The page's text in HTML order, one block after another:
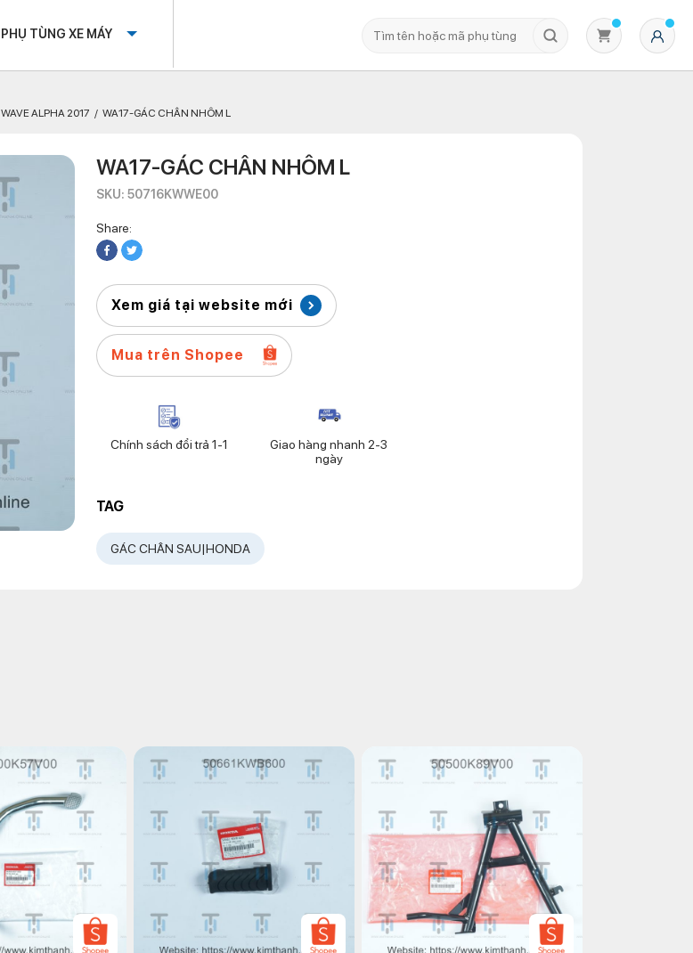
PHỤ TÙNG XE MÁY
WAVE ALPHA 2017 WA17-GÁC CHÂN NHÔM L
WA17-GÁC CHÂN NHÔM L
SKU: 50716KWWE00
Share:
Xem giá tại website mới
Mua trên Shopee
Chính sách đổi trả 1-1
Giao hàng nhanh 2-3
ngày
TAG
GÁC CHÂN SAU|HONDA